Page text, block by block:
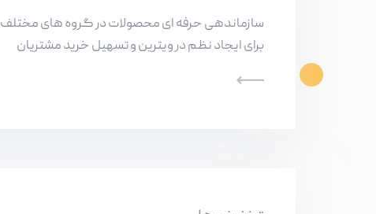
سازماندهی حرفه ای محصولات در گروه های مختلف
برای ایجاد نظم در ویترین و تسهیل خرید مشتریان